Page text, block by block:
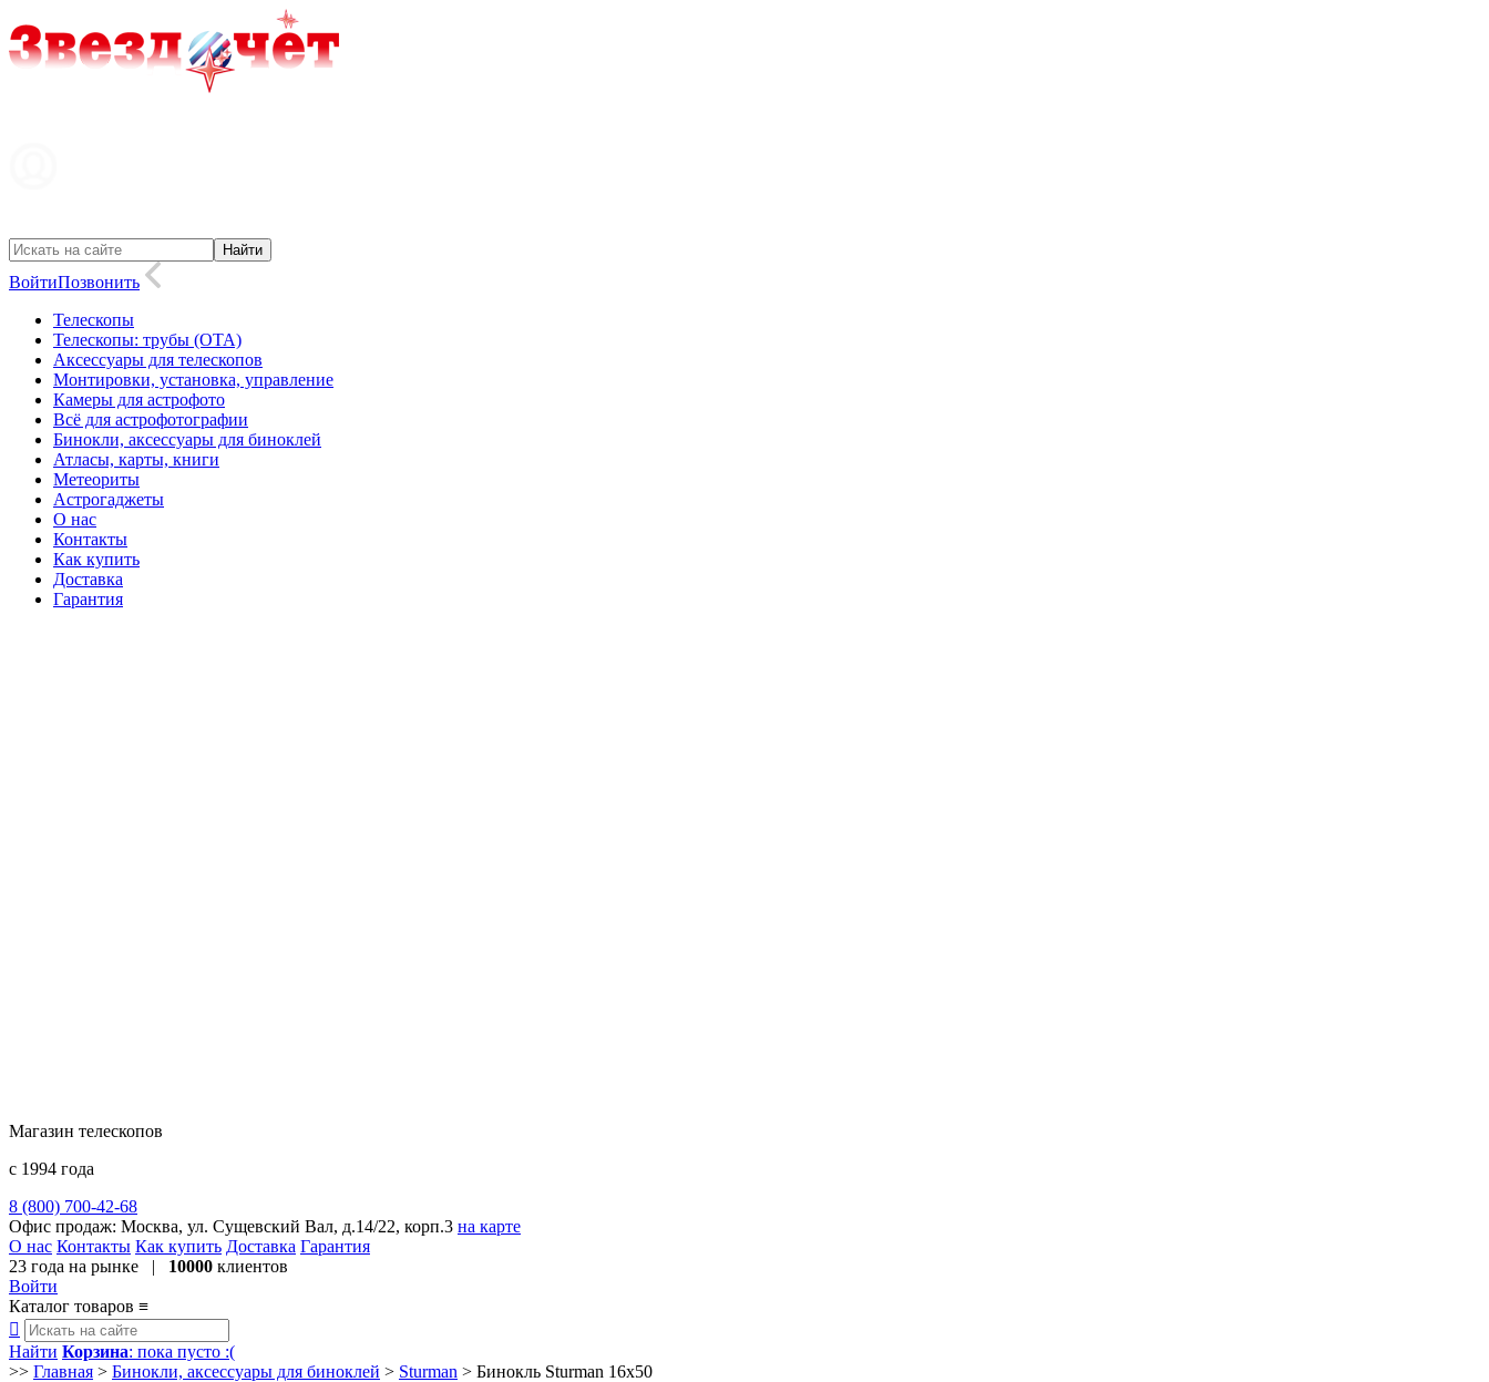
ВойтиПозвонить
Телескопы
Телескопы: трубы (OTA)
Аксессуары для телескопов
Монтировки, установка, управление
Камеры для астрофото
Всё для астрофотографии
Бинокли, аксессуары для биноклей
Атласы, карты, книги
Метеориты
Астрогаджеты
О нас
Контакты
Как купить
Доставка
Гарантия
Магазин телескопов
с 1994 года
8 (800) 700-42-68
Офис продаж: Москва, ул. Сущевский Вал, д.14/22, корп.3 на карте
О нас Контакты Как купить Доставка Гарантия
23 года на рынке | 10000 клиентов
Войти
Каталог товаров ≡

Найти Корзина: пока пусто :(
>> Главная > Бинокли, аксессуары для биноклей > Sturman > Бинокль Sturman 16x50